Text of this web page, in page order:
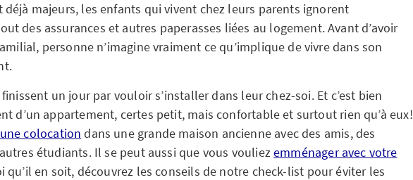
déjà majeurs, les enfants qui vivent chez leurs parents ignorent
des assurances et autres paperasses liées au logement. Avant d’avoir
personne n’imagine vraiment ce qu’implique de vivre dans son
un jour par vouloir s’installer dans leur chez-soi. Et c’est bien
d’un appartement, certes petit, mais confortable et surtout rien qu’à eux!
colocation dans une grande maison ancienne avec des amis, des
étudiants. Il se peut aussi que vous vouliezemménager avec votre
qu’il en soit, découvrez les conseils de notre check-list pour éviter les